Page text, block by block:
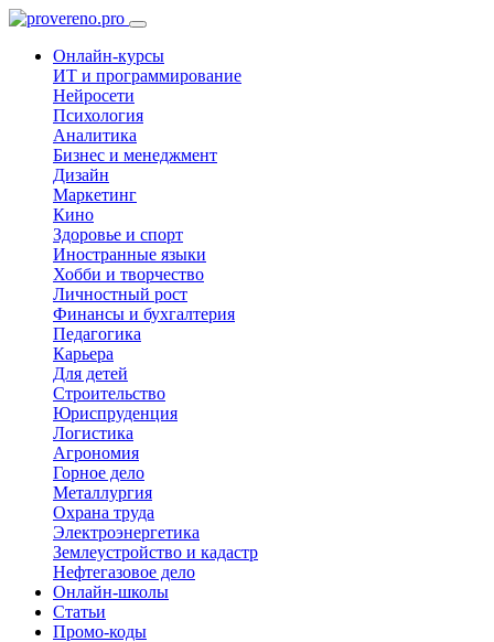
Онлайн-курсы
ИТ и программирование
Нейросети
Психология
Аналитика
Бизнес и менеджмент
Дизайн
Маркетинг
Кино
Здоровье и спорт
Иностранные языки
Хобби и творчество
Личностный рост
Финансы и бухгалтерия
Педагогика
Карьера
Для детей
Строительство
Юриспруденция
Логистика
Агрономия
Горное дело
Металлургия
Охрана труда
Электроэнергетика
Землеустройство и кадастр
Нефтегазовое дело
Онлайн-школы
Статьи
Промо-коды